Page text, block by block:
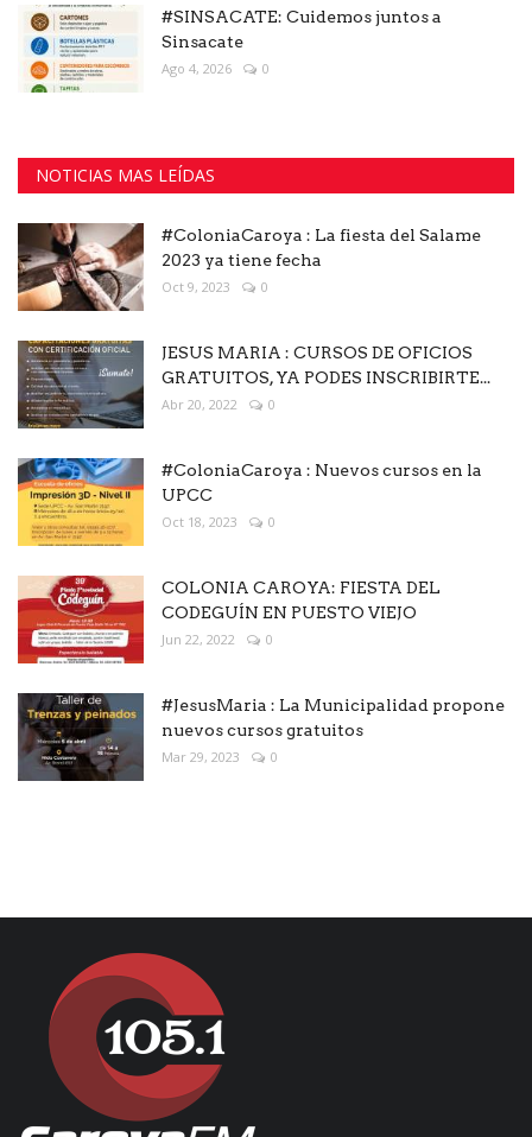
#SINSACATE: Cuidemos juntos a
Sinsacate
Ago 4, 2026 0
NOTICIAS MAS LEÍDAS
#ColoniaCaroya : La fiesta del Salame
2023 ya tiene fecha
Oct 9, 2023 0
JESUS MARIA : CURSOS DE OFICIOS
GRATUITOS, YA PODES INSCRIBIRTE...
Abr 20, 2022 0
#ColoniaCaroya : Nuevos cursos en la
UPCC
Oct 18, 2023 0
COLONIA CAROYA: FIESTA DEL
CODEGUÍN EN PUESTO VIEJO
Jun 22, 2022 0
#JesusMaria : La Municipalidad propone
nuevos cursos gratuitos
Mar 29, 2023 0